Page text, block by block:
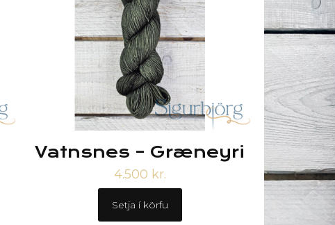
Vatnsnes – Græneyri
4.500 kr.
Setja í körfu